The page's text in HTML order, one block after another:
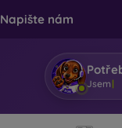
Napište nám
Jsem